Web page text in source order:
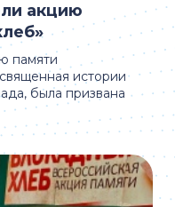
памяти
истории
была призвана
акцию